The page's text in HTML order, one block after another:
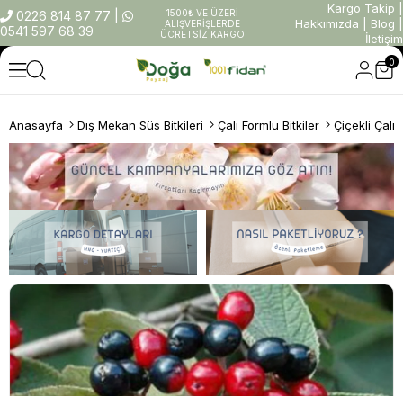
0226 814 87 77
0541 597 68 39
1500₺ VE ÜZERİ
ALIŞVERİŞLERDE
ÜCRETSİZ KARGO
Kargo Takip
Hakkımızda
Blog
İletişim
0
Anasayfa Dış Mekan Süs Bitkileri Çalı Formlu Bitkiler Çiçekli